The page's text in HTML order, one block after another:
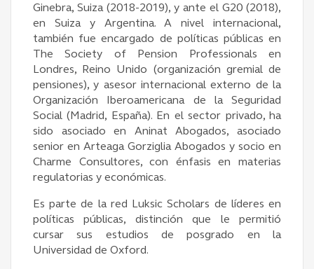
Ginebra, Suiza (2018-2019), y ante el G20 (2018),
en Suiza y Argentina. A nivel internacional,
también fue encargado de políticas públicas en
The Society of Pension Professionals en
Londres, Reino Unido (organización gremial de
pensiones), y asesor internacional externo de la
Organización Iberoamericana de la Seguridad
Social (Madrid, España). En el sector privado, ha
sido asociado en Aninat Abogados, asociado
senior en Arteaga Gorziglia Abogados y socio en
Charme Consultores, con énfasis en materias
regulatorias y económicas.
Es parte de la red Luksic Scholars de líderes en
políticas públicas, distinción que le permitió
cursar sus estudios de posgrado en la
Universidad de Oxford.